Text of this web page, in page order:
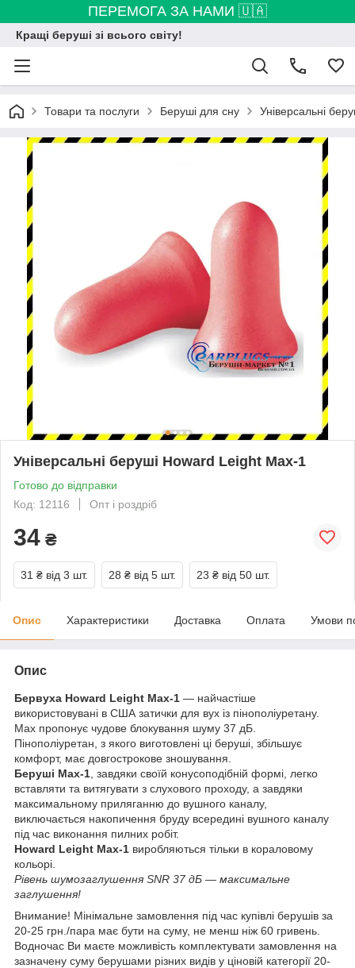
ПЕРЕМОГА ЗА НАМИ 🇺🇦
Кращі беруші зі всього світу!
Товари та послуги Беруші для сну Універсальні
Універсальні беруші Howard Leight Max-1
Готово до відправки
Код: 12116
Опт і роздріб
34 ₴
31 ₴ від 3 шт. 28 ₴ від 5 шт. 23 ₴ від 50 шт.
Опис Характеристики Доставка Оплата Умови
Опис
Бервуха Howard Leight Max-1 — найчастіше
використовувані в США затички для вух із пінополіуретану.
Max пропонує чудове блокування шуму 37 дБ.
Пінополіуретан, з якого виготовлені ці беруші, збільшує
комфорт, має довгострокове зношування.
Беруші Max-1 , завдяки своїй конусоподібній формі, легко
вставляти та витягувати з слухового проходу, а завдяки
максимальному приляганню до вушного каналу,
виключається накопичення бруду всередині вушного каналу
під час виконання пилних робіт.
Howard Leight Max-1 виробляються тільки в кораловому
кольорі.
Рівень шумозаглушення SNR 37 дБ — максимальне
заглушення!
Внимание! Мінімальне замовлення під час купівлі берушів за
20-25 грн./пара має бути на суму, не менш ніж 60 гривень.
Водночас Ви маєте можливість комплектувати замовлення на
зазначену суму берушами різних видів у ціновій категорії 20-